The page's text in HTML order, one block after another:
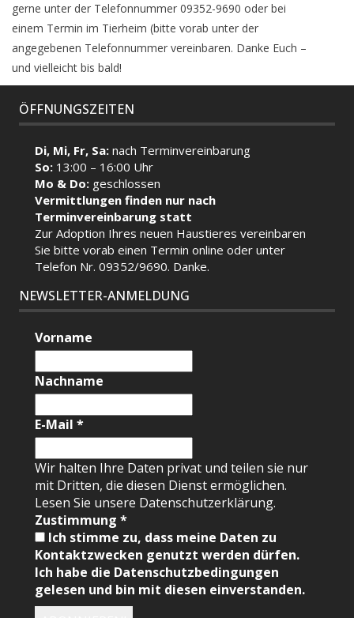
gerne unter der Telefonnummer 09352-9690 oder bei
einem Termin im Tierheim (bitte vorab unter der
angegebenen Telefonnummer vereinbaren. Danke Euch –
und vielleicht bis bald!
ÖFFNUNGSZEITEN
Di, Mi, Fr, Sa:nach Terminvereinbarung
So: 13:00 – 16:00 Uhr
Mo & Do: geschlossen
Vermittlungen finden nur nach
Terminvereinbarung statt
Zur Adoption Ihres neuen Haustieres vereinbaren
Sie bitte vorab einen Terminonline oder unter
Telefon Nr. 09352/9690. Danke.
NEWSLETTER-ANMELDUNG
Vorname
Nachname
E-Mail*
Wir halten Ihre Daten privat und teilen sie nur
mit Dritten, die diesen Dienst ermöglichen.
Lesen Sie unsere Datenschutzerklärung.
Zustimmung*
Ich stimme zu, dass meine Daten zu
Kontaktzwecken genutzt werden dürfen.
Ich habe die Datenschutzbedingungen
gelesen und bin mit diesen einverstanden.